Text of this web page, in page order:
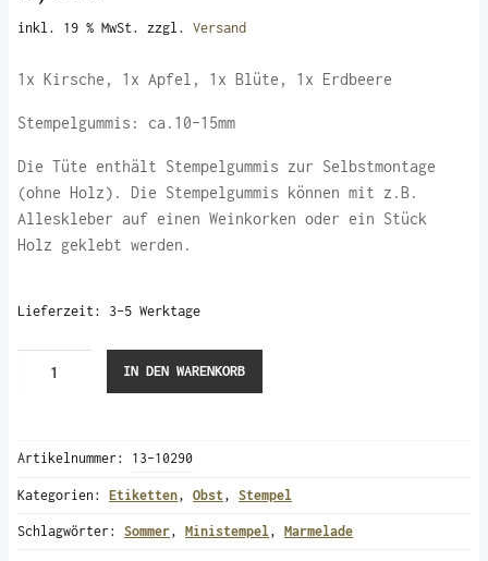
inkl. 19 % MwSt. zzgl.Versand
1x Kirsche, 1x Apfel, 1x Blüte, 1x Erdbeere
Stempelgummis: ca.10-15mm
Die Tüte enthält Stempelgummis zur Selbstmontage
(ohne Holz). Die Stempelgummis können mit z.B.
Alleskleber auf einen Weinkorken oder ein Stück
Holz geklebt werden.
Lieferzeit: 3-5 Werktage
Menge
IN DEN WARENKORB
Artikelnummer: 13-10290
Kategorien:Etiketten,Obst,Stempel
Schlagwörter:Sommer,Ministempel ,Marmelade